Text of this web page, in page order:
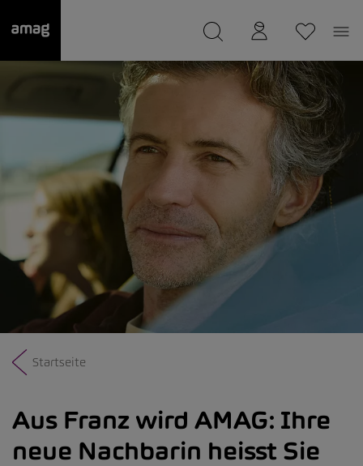
wurde als Ihre Garage gespeichert.
Startseite
Aus Franz wird AMAG: Ihre
neue Nachbarin heisst Sie